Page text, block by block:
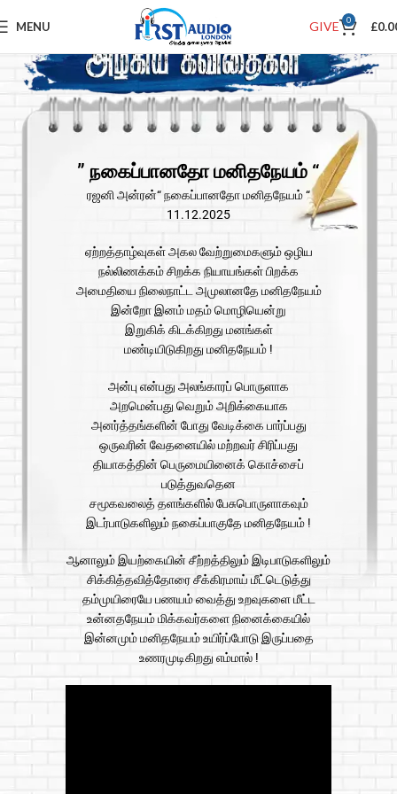
MENU GIVE 0 £
” நகைப்பானதோ மனிதநேயம் “
ரஜனி அன்ரன்“ நகைப்பானதோ மனிதநேயம் “
11.12.2025
ஏற்றத்தாழ்வுகள் அகல வேற்றுமைகளும் ஒழிய
நல்லிணக்கம் சிறக்க நியாயங்கள் பிறக்க
அமைதியை நிலைநாட்ட அமுலானதே மனிதநேயம்
இன்றோ இனம் மதம் மொழியென்று
இறுகிக் கிடக்கிறது மனங்கள்
மண்டியிடுகிறது மனிதநேயம் !
அன்பு என்பது அலங்காரப் பொருளாக
அறமென்பது வெறும் அறிக்கையாக
அனர்த்தங்களின் போது வேடிக்கை பார்ப்பது
ஒருவரின் வேதனையில் மற்றவர் சிரிப்பது
தியாகத்தின் பெருமையினைக் கொச்சைப்
படுத்துவதென
சமூகவலைத் தளங்களில் பேசுபொருளாகவும்
இடர்பாடுகளிலும் நகைப்பாகுதே மனிதநேயம் !
ஆனாலும் இயற்கையின் சீற்றத்திலும் இடிபாடுகளிலும்
சிக்கித்தவித்தோரை சீக்கிரமாய் மீட்டெடுத்து
தம்முயிரையே பணயம் வைத்து உறவுகளை மீட்ட
உன்னதநேயம் மிக்கவர்களை நினைக்கையில்
இன்னமும் மனிதநேயம் உயிர்ப்போடு இருப்பதை
உணரமுடிகிறது எம்மால் !